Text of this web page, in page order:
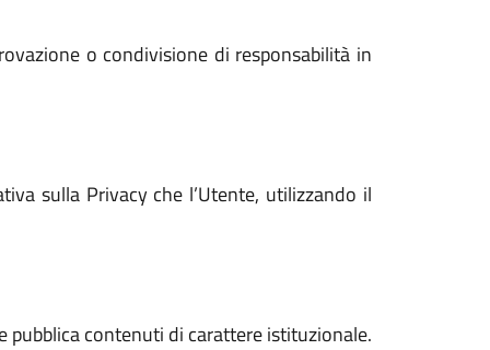
o condivisione di responsabilità in
sulla Privacy che l’Utente, utilizzando il
pubblica contenuti di carattere istituzionale.